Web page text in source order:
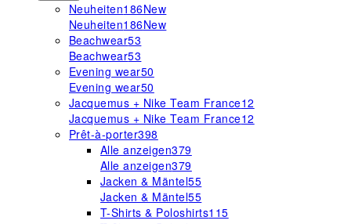
Neuheiten186New
Neuheiten186New
Beachwear53
Beachwear53
Evening wear50
Evening wear50
Jacquemus + Nike Team France12
Jacquemus + Nike Team France12
Prêt-à-porter398
Alle anzeigen379
Alle anzeigen379
Jacken & Mäntel55
Jacken & Mäntel55
T-Shirts & Poloshirts115